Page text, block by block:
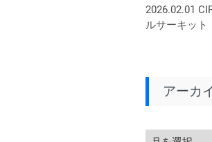
2026.02.01
ルサーキット
アーカ